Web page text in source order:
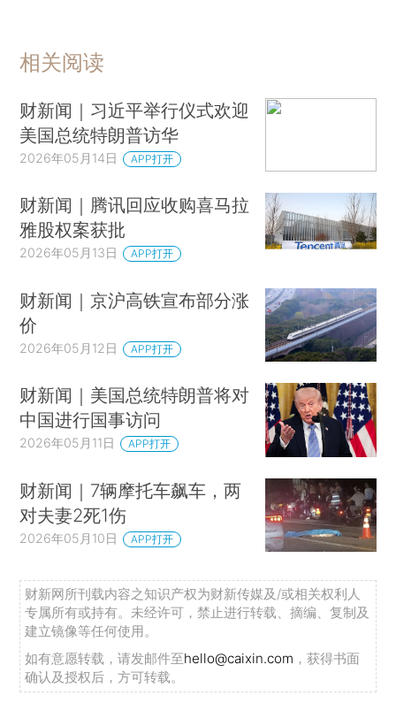
刘诗雯连任国际乒联运动员委员会主席
日本或向菲律宾出口导弹
聚焦汽车安全、智慧监控等 一批消防领域国家标准发布
全球最大甲醇双燃料船“东方智慧”轮出江试航
6颗40万年前的直立人牙齿解锁东亚古人类演化新认知
外交部发言人就美国总统特朗普访华情况答记者问
特朗普访华期间中美两国元首是否谈及伊朗局势？外交部回应
“网上售课”主播王仲焘偷税被查 追缴并罚款共计超231万元
严打中医医疗违法违规行为 中国开展为期一年专项治理
特朗普：美国最高法院门楣上刻着孔子雕像，我们感到无比荣幸
马斯克中文发帖：我的儿子正在学习普通话
国际足联秘书长来京，与中国足协及央视谈判世界杯转播权
巴方宣布：巴基斯坦总理将访华
巴基斯坦外交部：美伊停火协议仍然有效
以色列对黎巴嫩真主党发动空袭
明天起，机票燃油附加费上调
商务部：前4个月中国货物贸易进出口总值同比增长14.9%
相关阅读
财新闻｜习近平举行仪式欢迎
美国总统特朗普访华
2026年05月14日 APP打开
财新闻｜腾讯回应收购喜马拉
雅股权案获批
2026年05月13日 APP打开
财新闻｜京沪高铁宣布部分涨
价
2026年05月12日 APP打开
财新闻｜美国总统特朗普将对
中国进行国事访问
2026年05月11日 APP打开
财新闻｜7辆摩托车飙车，两
对夫妻2死1伤
2026年05月10日 APP打开
财新网所刊载内容之知识产权为财新传媒及/或相关权利人
专属所有或持有。未经许可，禁止进行转载、摘编、复制及
建立镜像等任何使用。
如有意愿转载，请发邮件至hello@caixin.com ，获得书面
确认及授权后，方可转载。